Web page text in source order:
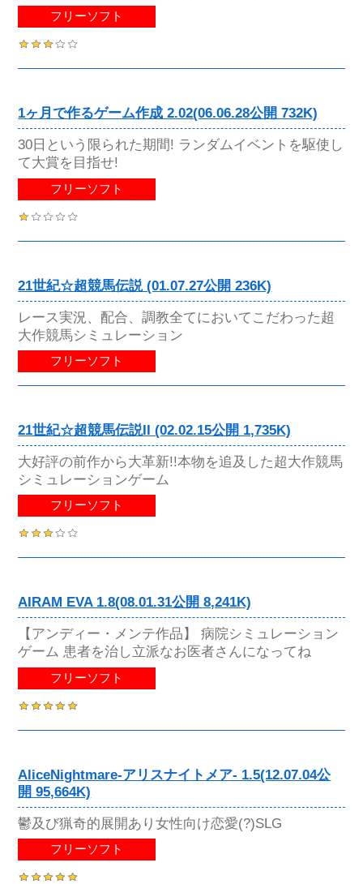
フリーソフト
1ヶ月で作るゲーム作成 2.02(06.06.28公開 732K)
30日という限られた期間! ランダムイベントを駆使し
て大賞を目指せ!
フリーソフト
21世紀☆超競馬伝説 (01.07.27公開 236K)
レース実況、配合、調教全てにおいてこだわった超
大作競馬シミュレーション
フリーソフト
21世紀☆超競馬伝説II (02.02.15公開 1,735K)
大好評の前作から大革新!!本物を追及した超大作競馬
シミュレーションゲーム
フリーソフト
AIRAM EVA 1.8(08.01.31公開 8,241K)
【アンディー・メンテ作品】 病院シミュレーション
ゲーム 患者を治し立派なお医者さんになってね
フリーソフト
AliceNightmare-アリスナイトメア- 1.5(12.07.04公
開 95,664K)
鬱及び猟奇的展開あり女性向け恋愛(?)SLG
フリーソフト